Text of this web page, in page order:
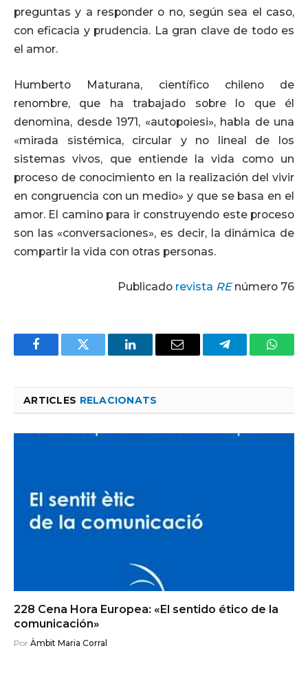
preguntas y a responder o no, según sea el caso,
con eficacia y prudencia. La gran clave de todo es
el amor.
Humberto Maturana, científico chileno de
renombre, que ha trabajado sobre lo que él
denomina, desde 1971, «autopoiesi», habla de una
«mirada sistémica, circular y no lineal de los
sistemas vivos, que entiende la vida como un
proceso de conocimiento en la realización del vivir
en congruencia con un medio» y que se basa en el
amor. El camino para ir construyendo este proceso
son las «conversaciones», es decir, la dinámica de
compartir la vida con otras personas.
Publicado revista REnúmero 76
FacebookTwitter LinkedInEmail Telegram
ARTICLES RELACIONATS
228 Cena Hora Europea: «El sentido ético de la
comunicación»
Por Àmbit Maria Corral